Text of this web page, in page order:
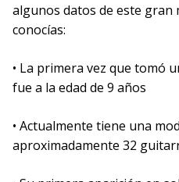
algunos datos de este gran
conocías:
• La primera vez que tomó
fue a la edad de 9 años
• Actualmente tiene una
aproximadamente 32